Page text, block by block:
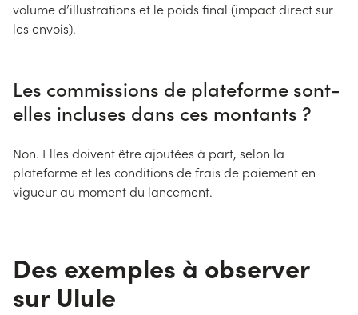
volume d’illustrations et le poids final (impact direct sur
les envois).
Les commissions de plateforme sont-
elles incluses dans ces montants ?
Non. Elles doivent être ajoutées à part, selon la
plateforme et les conditions de frais de paiement en
vigueur au moment du lancement.
Des exemples à observer
sur Ulule